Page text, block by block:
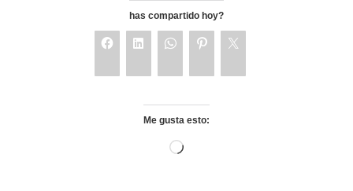
has compartido hoy?
Me gusta esto: